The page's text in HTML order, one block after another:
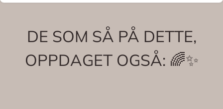
DE SOM SÅ PÅ DETTE,
OPPDAGET OGSÅ: 🌈✨